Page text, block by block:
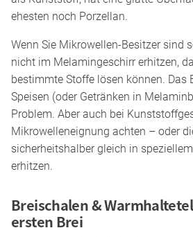
ehesten noch Porzellan.
Wenn Sie Mikrowellen-Besitzer sind
nicht im Melamingeschirr erhitzen,
bestimmte Stoffe lösen können. Das
Speisen (oder Getränken in
Problem. Aber auch bei
Mikrowelleneignung achten – oder
sicherheitshalber gleich in
erhitzen.
Breischalen &
ersten Brei